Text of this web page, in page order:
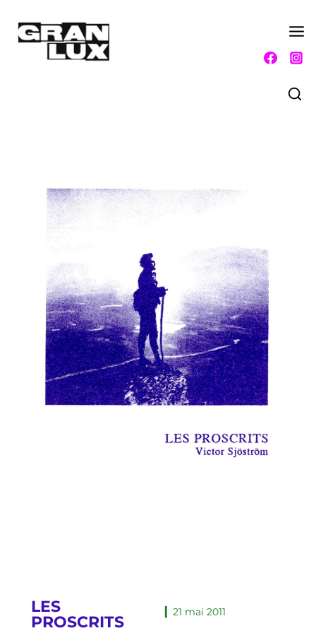
LES
PROSCRITS
▎21 mai 2011